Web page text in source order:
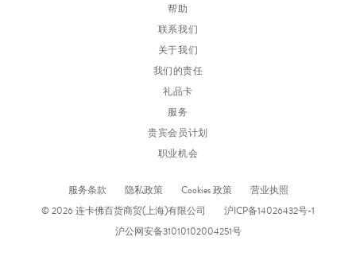
帮助
联系我们
关于我们
我们的责任
礼品卡
服务
贵宾会员计划
职业机会
服务条款 隐私政策 Cookies 政策
营业执照
© 2026 连卡佛百货商贸(上海)有限公司
沪ICP备14026432号-1
沪公网安备31010102004251号